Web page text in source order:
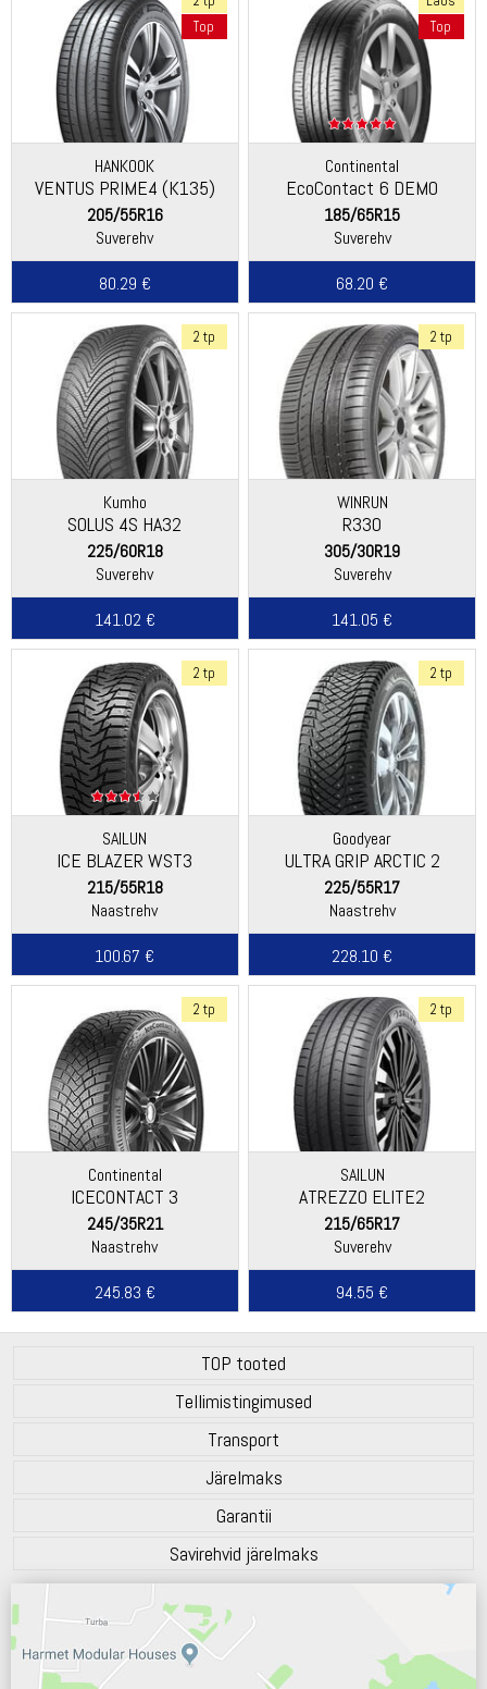
Top
HANKOOK
VENTUS PRIME4 (K135)
205/55R16
Suverehv
80.29 €
Top
Continental
EcoContact 6 DEMO
185/65R15
Suverehv
68.20 €
2 tp
Kumho
SOLUS 4S HA32
225/60R18
Suverehv
141.02 €
2 tp
WINRUN
R330
305/30R19
Suverehv
141.05 €
2 tp
SAILUN
ICE BLAZER WST3
215/55R18
Naastrehv
100.67 €
2 tp
Goodyear
ULTRA GRIP ARCTIC 2
225/55R17
Naastrehv
228.10 €
2 tp
Continental
ICECONTACT 3
245/35R21
Naastrehv
245.83 €
2 tp
SAILUN
ATREZZO ELITE2
215/65R17
Suverehv
94.55 €
TOP tooted
Tellimistingimused
Transport
Järelmaks
Garantii
Savirehvid järelmaks